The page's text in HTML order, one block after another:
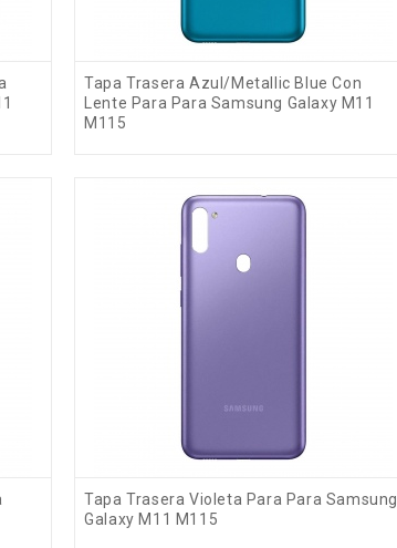
Tapa Trasera Azul/metallic Blue Con
Lente Para Para Samsung Galaxy M11
M115
Tapa Trasera Violeta Para Para Samsung
Galaxy M11 M115